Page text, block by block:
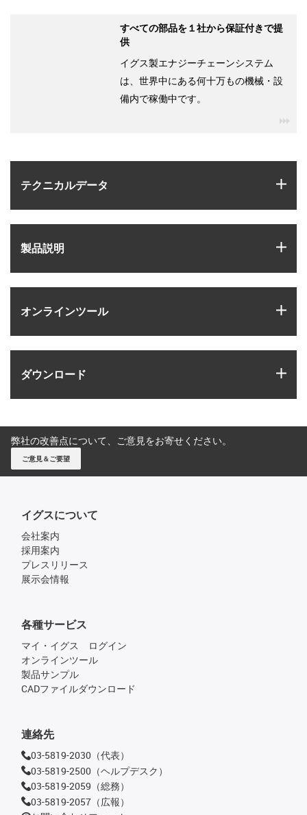
テクニカルデータ
製品説明
オンラインツール
ダウンロード
すべての部品を１社から保証付きで提
供
イグス製エナジーチェーンシステム
は、世界中にある何十万もの機械・設
備内で稼働中です。
弊社の改善点について、ご意見をお寄せください。
ご意見＆ご要望
イグスについて
会社案内
採用案内
プレスリリース
展示会情報
各種サービス
マイ・イグス ログイン
オンラインツール
製品サンプル
CADファイルダウンロード
連絡先
03-5819-2030（代表）
03-5819-2500（ヘルプデスク）
03-5819-2059（総務）
03-5819-2057（広報）